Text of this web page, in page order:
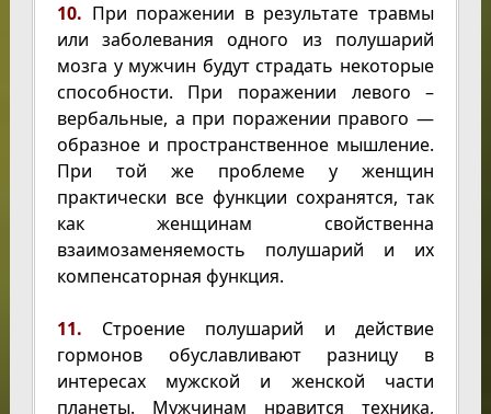
10. При поражении в результате травмы
или заболевания одного из полушарий
мозга у мужчин будут страдать некоторые
способности. При поражении левого –
вербальные, а при поражении правого —
образное и пространственное мышление.
При той же проблеме у женщин
практически все функции сохранятся, так
как женщинам свойственна
взаимозаменяемость полушарий и их
компенсаторная функция.
11. Строение полушарий и действие
гормонов обуславливают разницу в
интересах мужской и женской части
планеты. Мужчинам нравится техника,